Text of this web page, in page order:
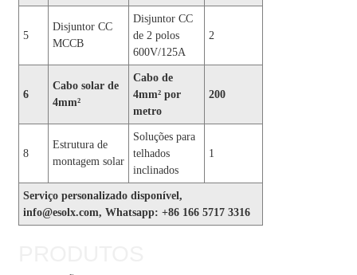
5
Disjuntor CC
MCCB
Disjuntor CC
de 2 polos
600V/125A
2
6
Cabo solar de
4mm²
Cabo de
4mm² por
metro
200
8
Estrutura de
montagem solar
Soluções para
telhados
inclinados
1
Serviço personalizado disponível,
info@esolx.com, Whatsapp: +86 166 5717 3316